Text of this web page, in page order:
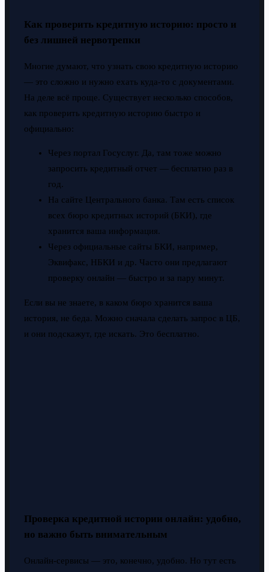
Как проверить кредитную историю: просто и
без лишней нервотрепки
Многие думают, что узнать свою кредитную историю
— это сложно и нужно ехать куда-то с документами.
На деле всё проще. Существует несколько способов,
как проверить кредитную историю быстро и
официально:
Через портал Госуслуг. Да, там тоже можно
запросить кредитный отчет — бесплатно раз в
год.
На сайте Центрального банка. Там есть список
всех бюро кредитных историй (БКИ), где
хранится ваша информация.
Через официальные сайты БКИ, например,
Эквифакс, НБКИ и др. Часто они предлагают
проверку онлайн — быстро и за пару минут.
Если вы не знаете, в каком бюро хранится ваша
история, не беда. Можно сначала сделать запрос в ЦБ,
и они подскажут, где искать. Это бесплатно.
Проверка кредитной истории онлайн: удобно,
но важно быть внимательным
Онлайн-сервисы — это, конечно, удобно. Но тут есть